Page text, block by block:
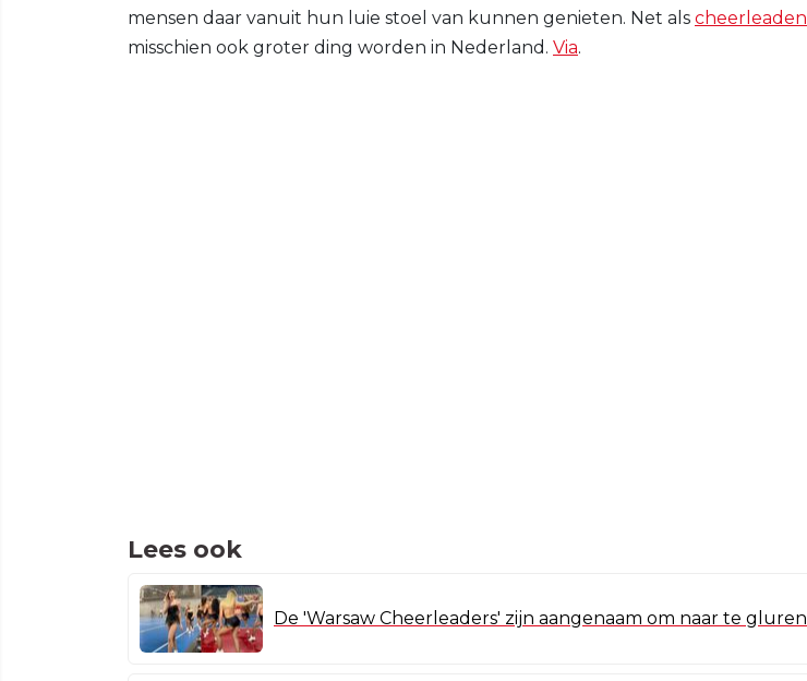
mensen daar vanuit hun luie stoel van kunnen genieten. Net als cheerleaden
misschien ook groter ding worden in Nederland. Via.
Lees ook
De 'Warsaw Cheerleaders' zijn aangenaam om naar te gluren